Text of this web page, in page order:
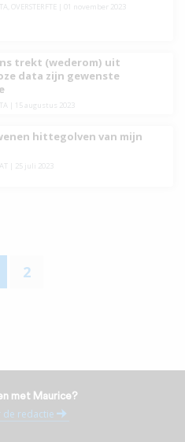
OVERSTERFTE 01 november 2023
trekt (wederom) uit
data zijn gewenste
15 augustus 2023
hittegolven van mijn
25 juli 2023
2
met Maurice?
de redactie